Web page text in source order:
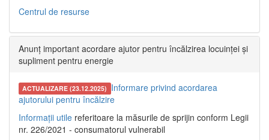
Centrul de resurse
Anunț important acordare ajutor pentru încălzirea locuinței și
supliment pentru energie
ACTUALIZARE (23.12.2025) Informare privind acordarea
ajutorului pentru încălzire
Informații utile referitoare la măsurile de sprijin conform Legii
nr. 226/2021 - consumatorul vulnerabil